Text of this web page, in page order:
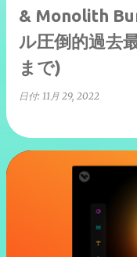
& Monolith
ル圧倒的過去
まで)
日付: 11月 29, 2022